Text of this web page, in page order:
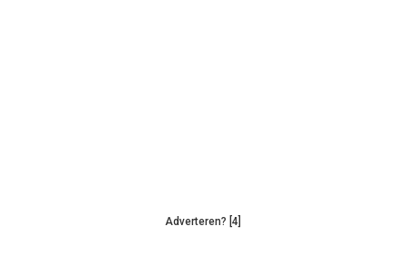
Adverteren? [4]